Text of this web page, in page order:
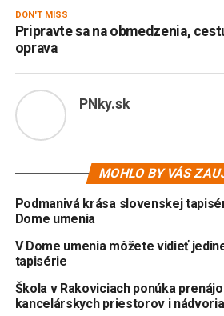
DON'T MISS
Pripravte sa na obmedzenia,
oprava
PNky.sk
MOHLO BY VÁS
Podmanivá krása slovenskej
Dome umenia
V Dome umenia môžete vidieť
tapisérie
Škola v Rakoviciach ponúka
kancelárskych priestorov i nádvoria